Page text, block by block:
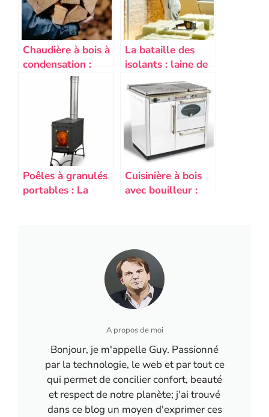
Chaudière à bois à
condensation :
avantages, prix, 10
top modèles
La bataille des
isolants : laine de
verre ou laine de
roche, lequel
choisir pour votre
maison ?
Poêles à granulés
portables : La
Cuisinière à bois
avec bouilleur :
A propos de moi
Bonjour, je m'appelle Guy. Passionné
par la technologie, le web et par tout ce
qui permet de concilier confort, beauté
et respect de notre planète; j'ai trouvé
dans ce blog un moyen d'exprimer ces